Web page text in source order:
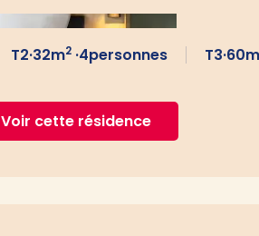
T2·32m2·4personnes T3·60m
Voir cette résidence